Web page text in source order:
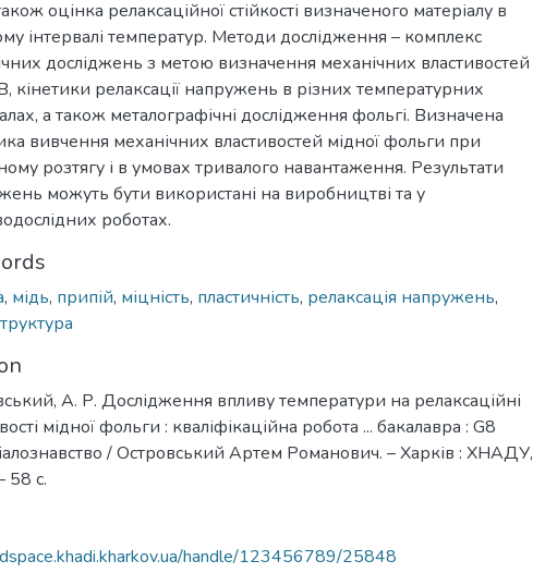
оцінка релаксаційної стійкості визначеного матеріалу в
інтервалі температур. Методи дослідження – комплекс
досліджень з метою визначення механічних властивостей
кінетики релаксації напружень в різних температурних
а також металографічні дослідження фольгі. Визначена
вивчення механічних властивостей мідної фольги при
розтягу і в умовах тривалого навантаження. Результати
можуть бути використані на виробництві та у
роботах.
, мідь, припій, міцність, пластичність, релаксація напружень,
А. Р. Дослідження впливу температури на релаксаційні
мідної фольги : кваліфікаційна робота ... бакалавра : G8
/ Островський Артем Романович. – Харків : ХНАДУ,
58 с.
handle/123456789/25848